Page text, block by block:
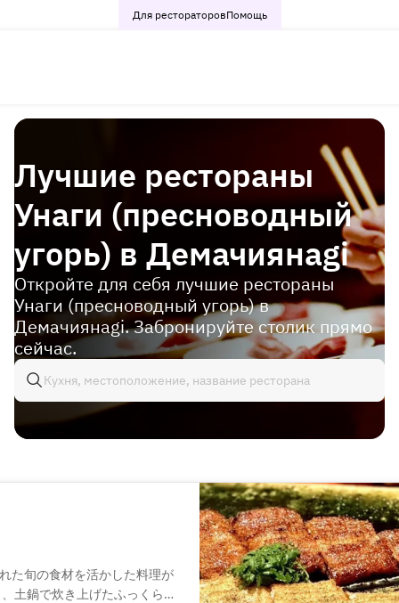
Для рестораторовПомощь
Лучшие рестораны
Унаги (пресноводный
угорь) в Демачиянagi
Откройте для себя лучшие рестораны
Унаги (пресноводный угорь) в
Демачиянagi. Забронируйте столик прямо
сейчас.
た旬の食材を活かした料理が
土鍋で炊き上げたふっくらと